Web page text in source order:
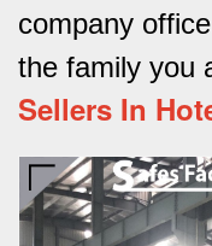
company
the family you
Sellers In